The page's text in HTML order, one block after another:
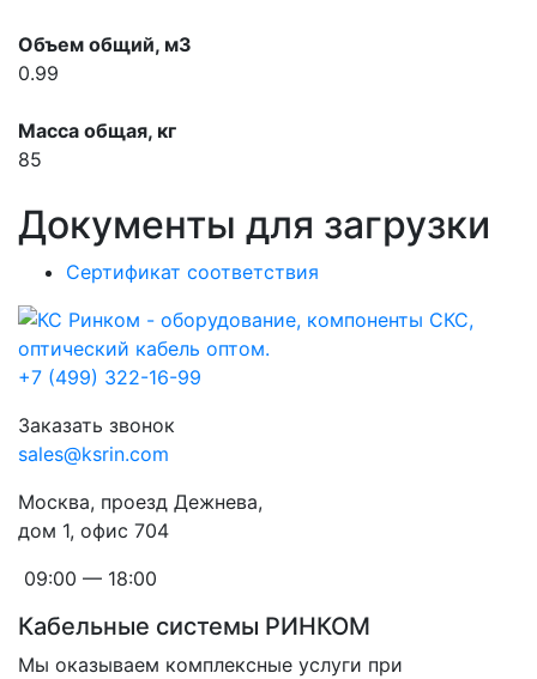
Объем общий, м3
0.99
Масса общая, кг
85
Документы для загрузки
Сертификат соответствия
+7 (499) 322-16-99
Заказать звонок
sales@ksrin.com
Москва, проезд Дежнева,
дом 1, офис 704
09:00 — 18:00
Кабельные системы РИНКОМ
Мы оказываем комплексные услуги при